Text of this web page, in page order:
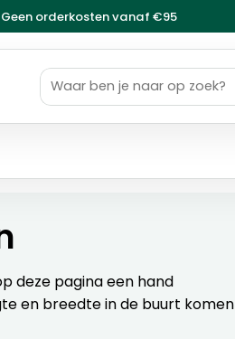
Geen orderkosten vanaf €95
Zoeken
naar:
deze pagina een hand
en breedte in de buurt komen